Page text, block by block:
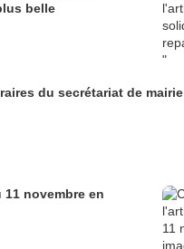
belle
du secrétariat de mairie
11 novembre en